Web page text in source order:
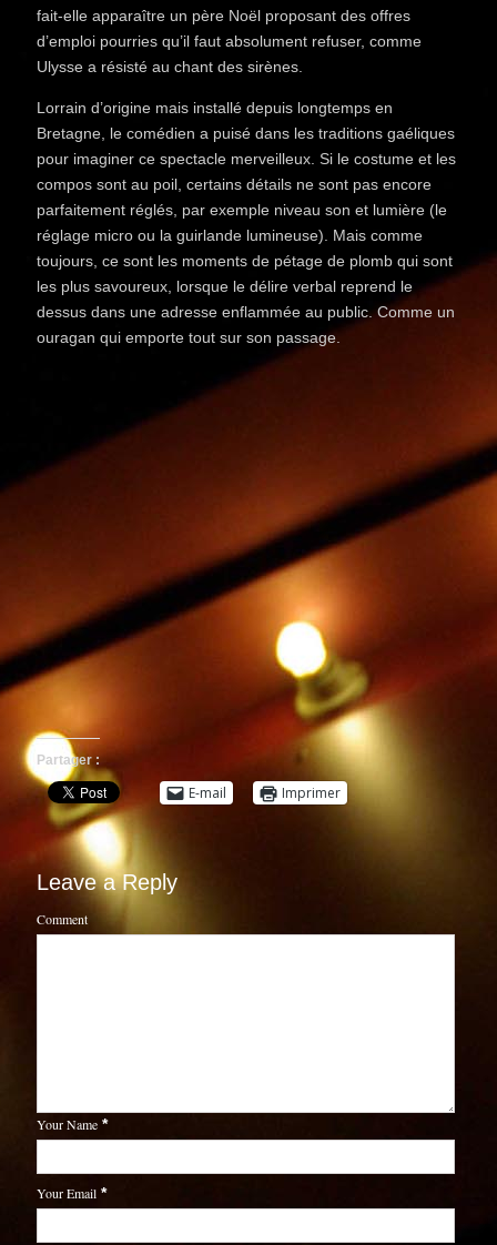
fait-elle apparaître un père Noël proposant des offres
d’emploi pourries qu’il faut absolument refuser, comme
Ulysse a résisté au chant des sirènes.
Lorrain d’origine mais installé depuis longtemps en
Bretagne, le comédien a puisé dans les traditions gaéliques
pour imaginer ce spectacle merveilleux. Si le costume et les
compos sont au poil, certains détails ne sont pas encore
parfaitement réglés, par exemple niveau son et lumière (le
réglage micro ou la guirlande lumineuse). Mais comme
toujours, ce sont les moments de pétage de plomb qui sont
les plus savoureux, lorsque le délire verbal reprend le
dessus dans une adresse enflammée au public. Comme un
ouragan qui emporte tout sur son passage.
Partager :
E-mail Imprimer
Leave a Reply
Comment
Your Name *
Your Email *